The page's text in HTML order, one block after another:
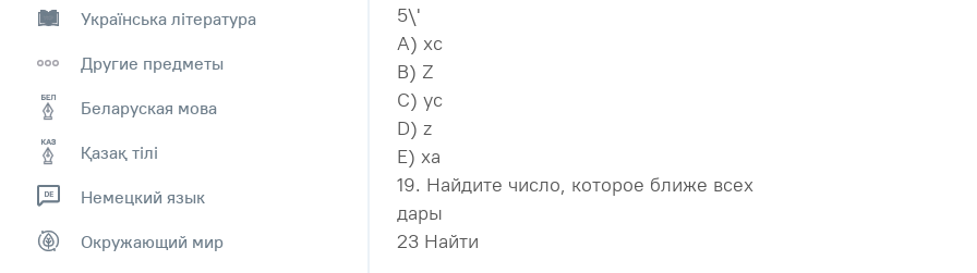
Українська література
Другие предметы
Беларуская мова
Қазақ тiлi
Немецкий язык
Окружающий мир
5\'
А) xc
B) Z
С) ус
D) z
E) ха
19. Найдите число, которое ближе всех
дары
23 Найти